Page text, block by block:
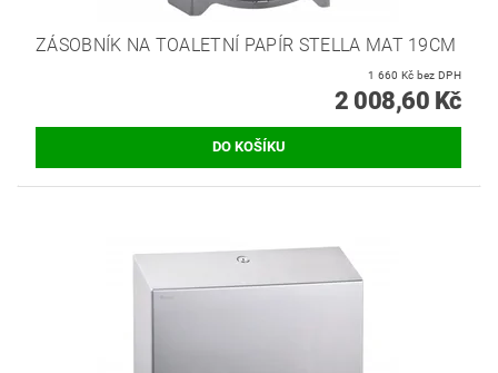
ZÁSOBNÍK NA TOALETNÍ PAPÍR STELLA MAT 19CM
1 660 Kč bez DPH
2 008,60 Kč